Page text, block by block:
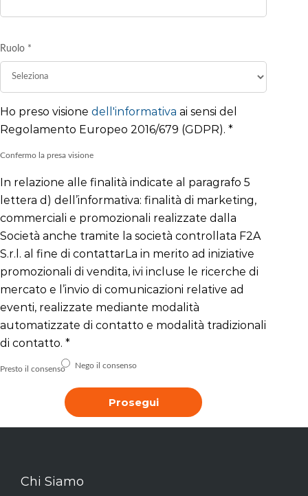
Ruolo *
Ho preso visione dell'informativa ai sensi del
Regolamento Europeo 2016/679 (GDPR). *
Confermo la presa visione
In relazione alle finalità indicate al paragrafo 5
lettera d) dell’informativa: finalità di marketing,
commerciali e promozionali realizzate dalla
Società anche tramite la società controllata F2A
S.r.l. al fine di contattarLa in merito ad iniziative
promozionali di vendita, ivi incluse le ricerche di
mercato e l’invio di comunicazioni relative ad
eventi, realizzate mediante modalità
automatizzate di contatto e modalità tradizionali
di contatto. *
Presto il consenso Nego il consenso
Prosegui
Chi Siamo